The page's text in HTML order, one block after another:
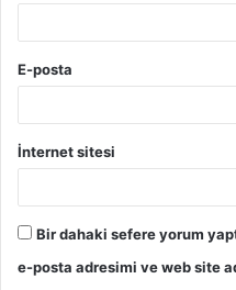
E-posta
İnternet sitesi
Bir dahaki sefere yorum
e-posta adresimi ve web site